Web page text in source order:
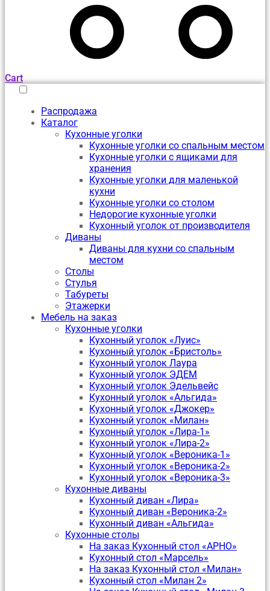
Cart
Распродажа
Каталог
Кухонные уголки
Кухонные уголки со спальным местом
Кухонные уголки с ящиками для
хранения
Кухонные уголки для маленькой
кухни
Кухонные уголки со столом
Недорогие кухонные уголки
Кухонный уголок от производителя
Диваны
Диваны для кухни со спальным
местом
Столы
Стулья
Табуреты
Этажерки
Мебель на заказ
Кухонные уголки
Кухонный уголок «Луис»
Кухонный уголок «Бристоль»
Кухонный уголок Лаура
Кухонный уголок ЭДЕМ
Кухонный уголок Эдельвейс
Кухонный уголок «Альгида»
Кухонный уголок «Джокер»
Кухонный уголок «Милан»
Кухонный уголок «Лира-1»
Кухонный уголок «Лира-2»
Кухонный уголок «Вероника-1»
Кухонный уголок «Вероника-2»
Кухонный уголок «Вероника-3»
Кухонные диваны
Кухонный диван «Лира»
Кухонный диван «Вероника-2»
Кухонный диван «Альгида»
Кухонные столы
На заказ Кухонный стол «АРНО»
Кухонный стол «Марсель»
На заказ Кухонный стол «Милан»
Кухонный стол «Милан 2»